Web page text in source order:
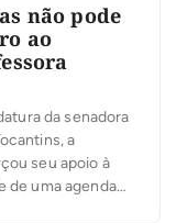
não pode
ao
da senadora
a
seu apoio à
de uma agenda